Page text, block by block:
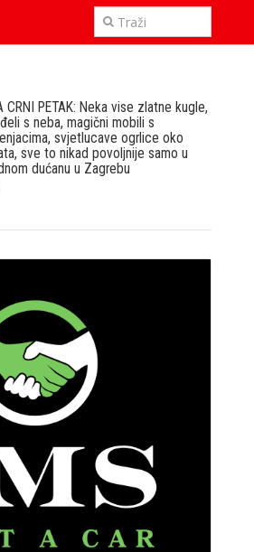
CRNI PETAK: Neka vise zlatne kugle,
s neba, magični mobili s
svjetlucave ogrlice oko
sve to nikad povoljnije samo u
dućanu u Zagrebu